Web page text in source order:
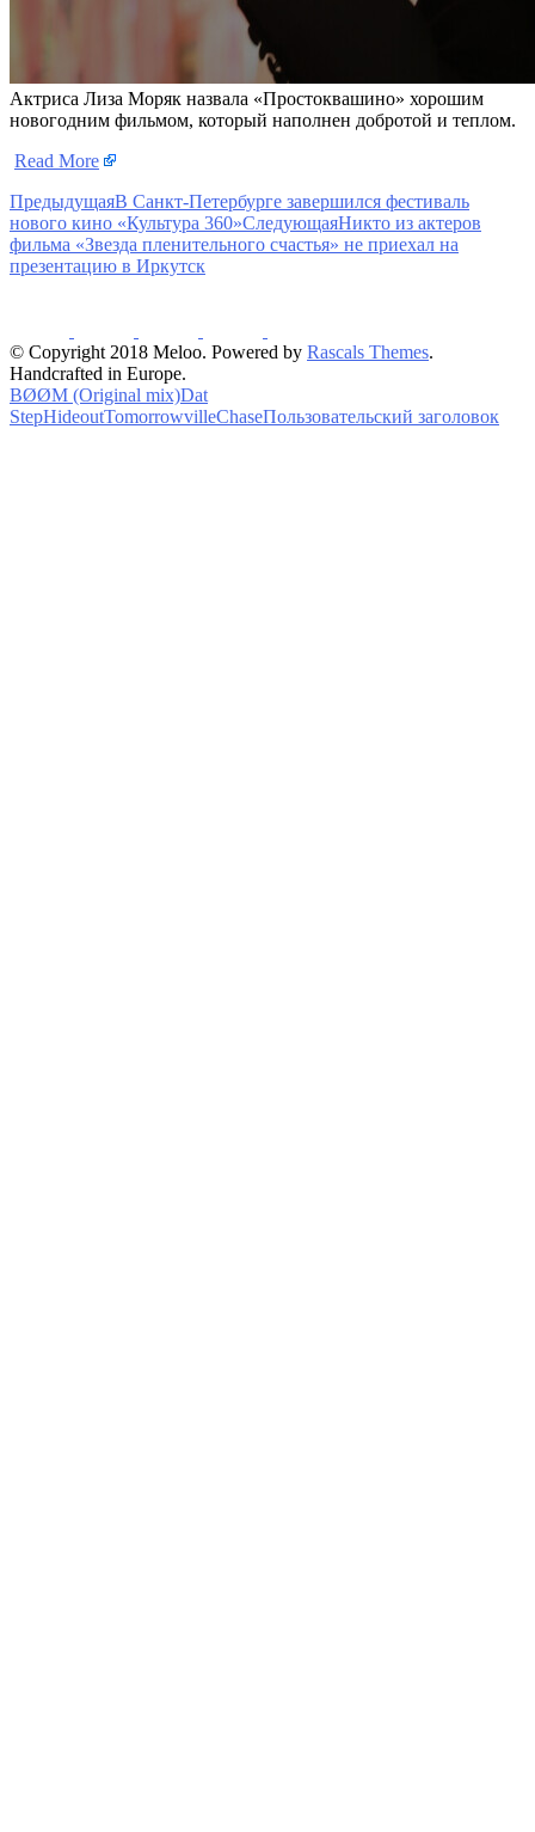
Актриса Лиза Моряк назвала «Простоквашино» хорошим
новогодним фильмом, который наполнен добротой и теплом.
Read More
ПредыдущаяВ Санкт-Петербурге завершился фестиваль
нового кино «Культура 360»СледующаяНикто из актеров
фильма «Звезда пленительного счастья» не приехал на
презентацию в Иркутск
© Copyright 2018 Meloo. Powered by Rascals Themes.
Handcrafted in Europe.
BØØM (Original mix)Dat
StepHideoutTomorrowvilleChaseПользовательский заголовок